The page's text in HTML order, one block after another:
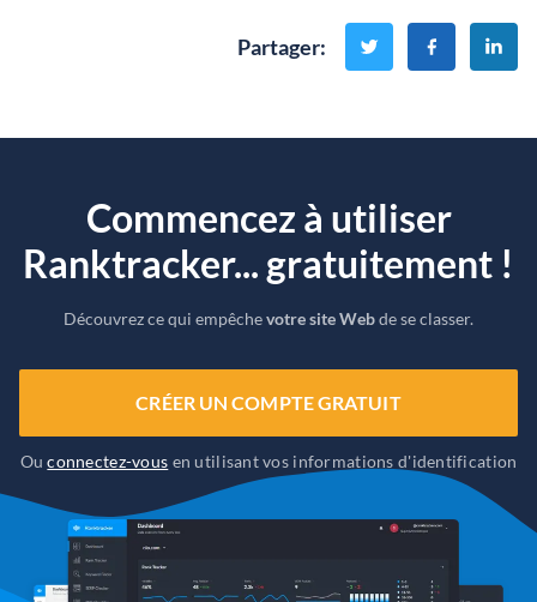
Partager:
Commencez à utiliser
Ranktracker... gratuitement !
Découvrez ce qui empêchevotre site Webde se classer.
CRÉER UN COMPTE GRATUIT
Ouconnectez-vous en utilisant vos informations d'identification